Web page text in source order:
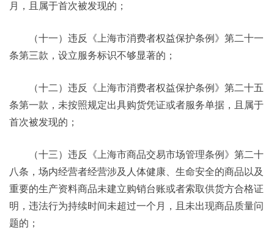
月，且属于首次被发现的；
（十一）违反《上海市消费者权益保护条例》第二十一
条第三款，设立服务标识不够显著的；
（十二）违反《上海市消费者权益保护条例》第二十五
条第一款，未按照规定出具购货凭证或者服务单据，且属于
首次被发现的；
（十三）违反《上海市商品交易市场管理条例》第二十
八条，场内经营者经营涉及人体健康、生命安全的商品以及
重要的生产资料商品未建立购销台账或者索取供货方合格证
明，违法行为持续时间未超过一个月，且未出现商品质量问
题的；